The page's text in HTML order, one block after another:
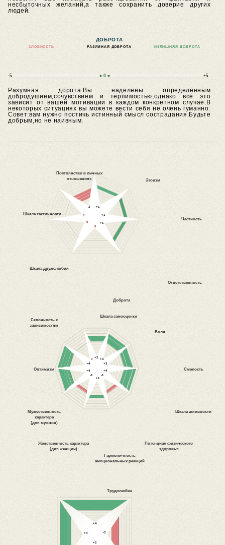
несбыточных желаний,а также сохранить доверие других
людей.
ДОБРОТА
ЗЛОБНОСТЬ РАЗУМНАЯ ДОБРОТА ИЗЛИШНЯЯ ДОБРОТА
-5 ►0◄ +5
Разумная дорота.Вы наделены определённым
добродушием,сочувствием и терпимостью,однако всё это
зависит от вашей мотивации в каждом конкретном случае.В
некоторых ситуациях вы можете вести себя не очень гуманно.
Совет:вам нужно постичь истинный смысл сострадания.Будьте
добрым,но не наивным.